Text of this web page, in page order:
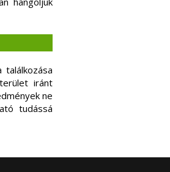
iránt
ne
tudássá